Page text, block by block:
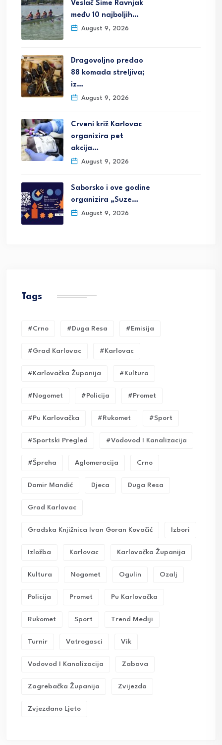
Veslač Šime Ravnjak
među 10 najboljih…
August 9, 2026
Dragovoljno predao
88 komada streljiva;
iz…
August 9, 2026
Crveni križ Karlovac
organizira pet
akcija…
August 9, 2026
Saborsko i ove godine
organizira „Suze…
August 9, 2026
Tags
#crno #duga Resa #emisija
#grad Karlovac #karlovac
#karlovačka Županija #kultura
#nogomet #policija #promet
#pu Karlovačka #rukomet #sport
#sportski Pregled #vodovod I Kanalizacija
#Špreha Aglomeracija Crno
Damir Mandić Djeca Duga Resa
Grad Karlovac
Gradska Knjižnica Ivan Goran Kovačić Izbori
Izložba Karlovac Karlovačka Županija
Kultura Nogomet Ogulin Ozalj
Policija Promet Pu Karlovačka
Rukomet Sport Trend Mediji
Turnir Vatrogasci Vik
Vodovod I Kanalizacija Zabava
Zagrebačka Županija Zvijezda
Zvjezdano Ljeto